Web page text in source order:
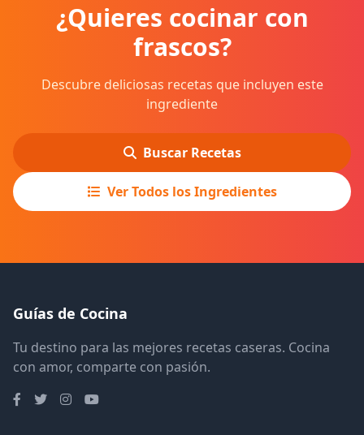
¿Quieres cocinar con
frascos?
Descubre deliciosas recetas que incluyen este
ingrediente
Buscar Recetas
Ver Todos los Ingredientes
Guías de Cocina
Tu destino para las mejores recetas caseras. Cocina
con amor, comparte con pasión.